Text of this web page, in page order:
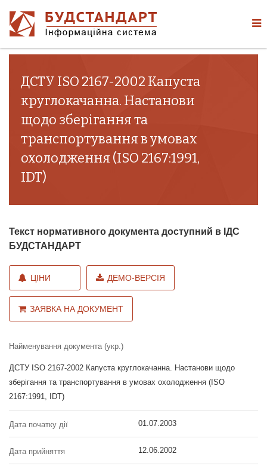
ДСТУ ISO 2167-2002 Капуста
круглокачанна. Настанови
щодо зберігання та
транспортування в умовах
охолодження (ISO 2167:1991,
IDT)
Текст нормативного документа доступний в ІДС
БУДСТАНДАРТ
ЦІНИ ДЕМО-ВЕРСІЯ
ЗАЯВКА НА ДОКУМЕНТ
Найменування документа (укр.)
ДСТУ ISO 2167-2002 Капуста круглокачанна. Настанови щодо
зберігання та транспортування в умовах охолодження (ISO
2167:1991, IDT)
Дата початку дії 01.07.2003
Дата прийняття 12.06.2002